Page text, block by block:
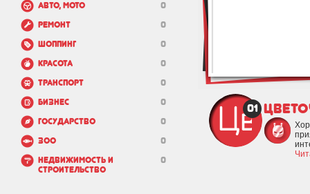
0
Авто, мото
0
Ремонт
0
Шоппинг
0
Красота
0
Транспорт
0
Бизнес
0
Государство
0
Зоо
0
Недвижимость и
строительство
01